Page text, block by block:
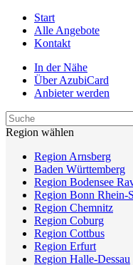
Start
Alle Angebote
Kontakt
In der Nähe
Über AzubiCard
Anbieter werden
Region wählen
Region Arnsberg
Baden Württemberg
Region Bodensee
Region Bonn Rhein-
Region Chemnitz
Region Coburg
Region Cottbus
Region Erfurt
Region Halle-Dessau